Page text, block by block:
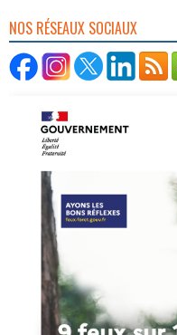
NOS RÉSEAUX SOCIAUX